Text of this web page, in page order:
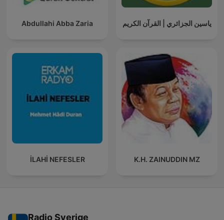
Abdullahi Abba Zaria ياسين الجزائري | القرآن الكريم
İLAHİ NEFESLER K.H. ZAINUDDIN MZ
Radio Sverige